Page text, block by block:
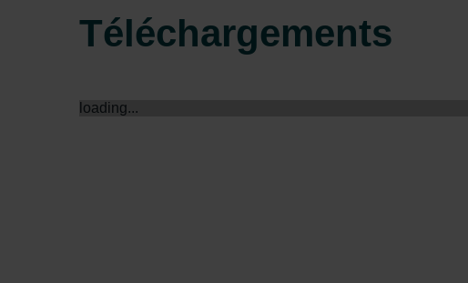
Téléchargements
loading...